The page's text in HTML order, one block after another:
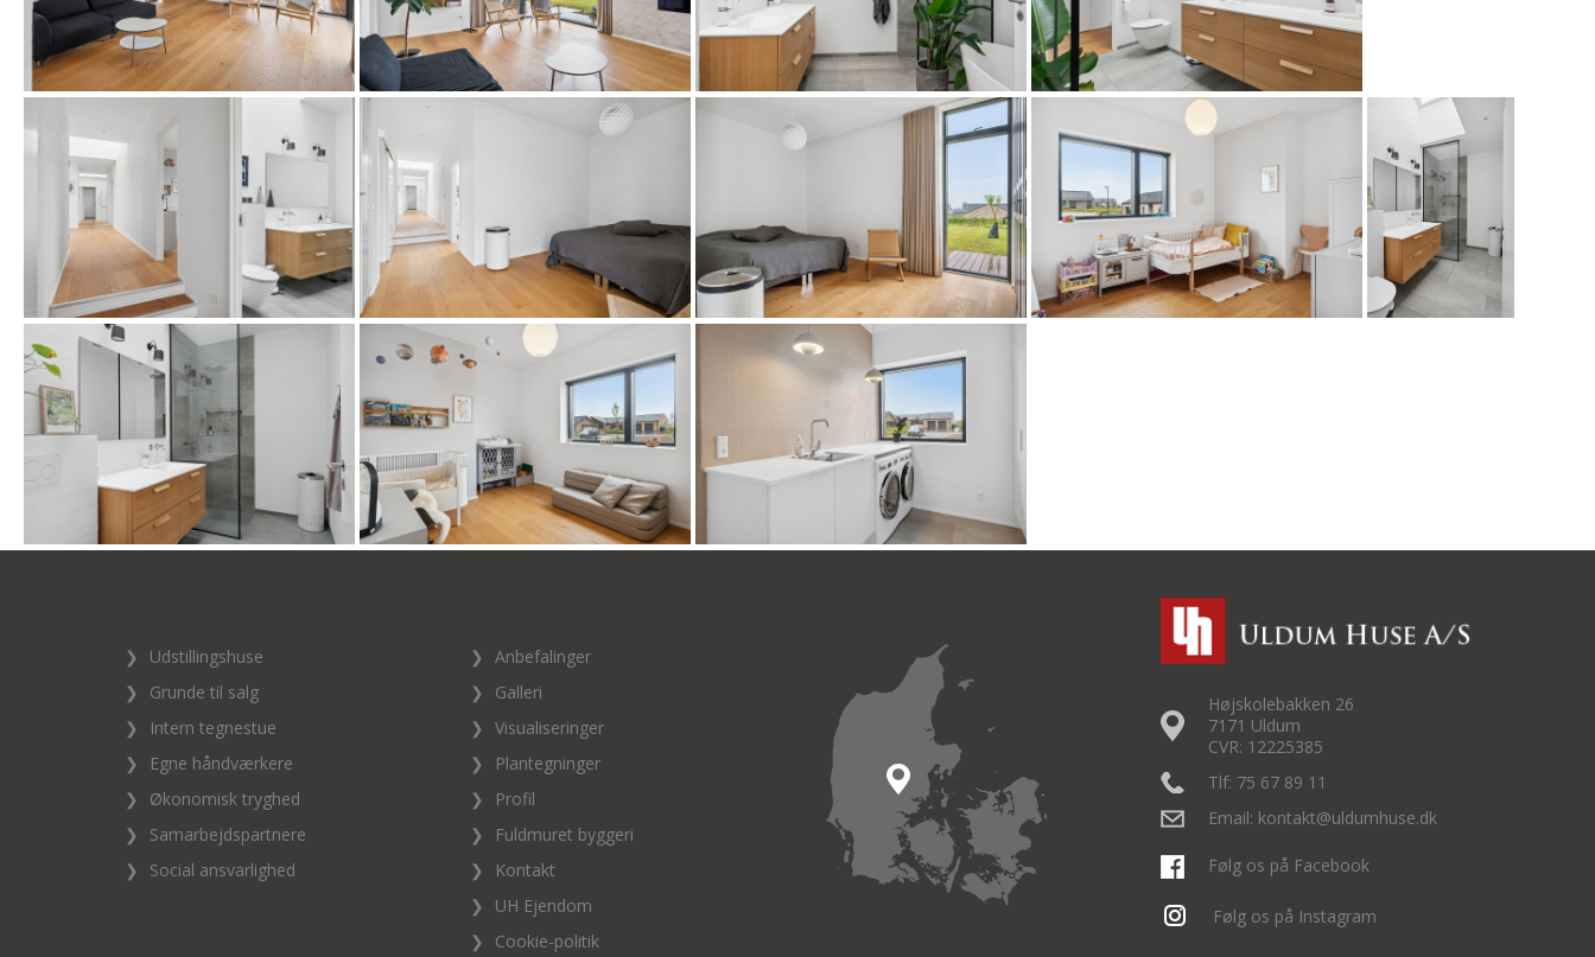
❯
Udstillingshuse
❯
Grunde til salg
❯
Intern tegnestue
❯
Egne håndværkere
❯
Økonomisk tryghed
❯
Samarbejdspartnere
❯
Social ansvarlighed
❯ Anbefalinger
❯
Galleri
❯ Visualiseringer
❯
Plantegninger
❯
Profil
❯
Fuldmuret byggeri
❯
Kontakt
❯
UH Ejendom
❯
Cookie-politik
Højskolebakken 26
7171 Uldum
CVR: 12225385
Tlf: 75 67 89 11
Email: kontakt@uldumhuse.dk
Følg os på Facebook
Følg os på Instagram